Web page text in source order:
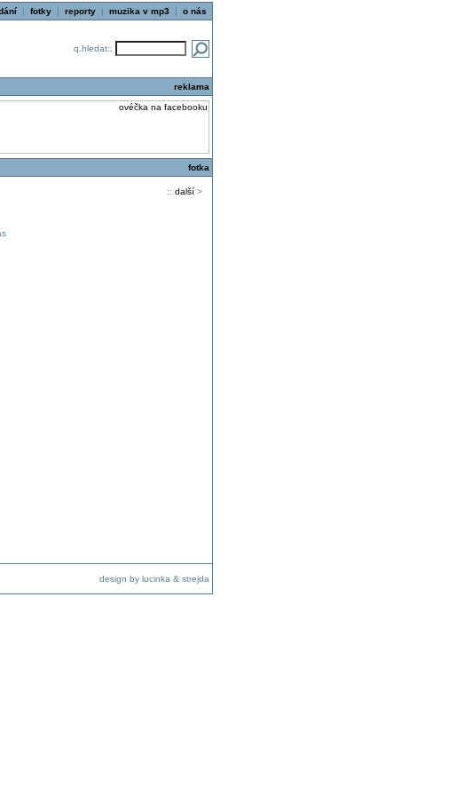
| fotky| reporty| muzika v mp3 | o nás
q.hledat::
reklama
fotka
:: další>
design by lucinka & strejda